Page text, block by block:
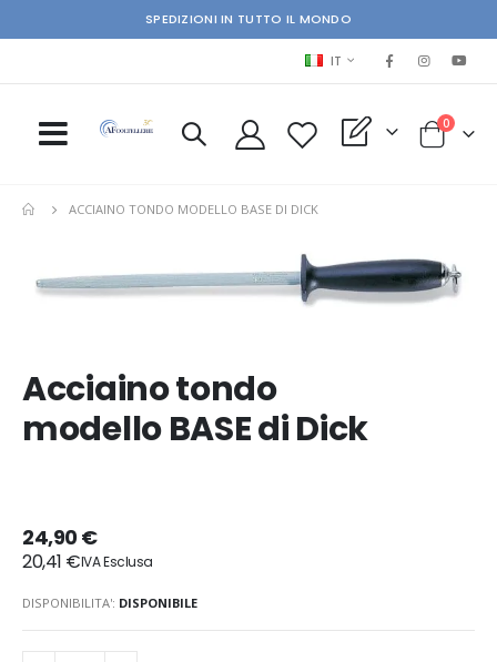
SPEDIZIONI IN TUTTO IL MONDO
LINGUA
IT
My Quote Cart
0elementi
ACCIAINO TONDO MODELLO BASE DI DICK
the
images
gallery
Acciaino tondo
modello BASE di Dick
24,90 €
20,41 €
DISPONIBILITA': DISPONIBILE